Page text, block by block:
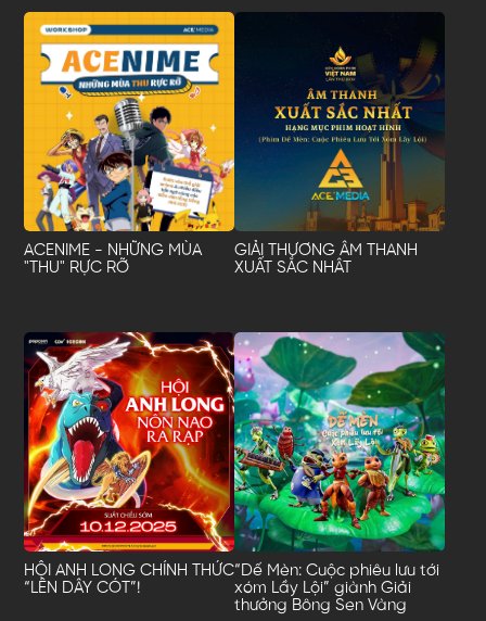
ACENIME - NHỮNG MÙA
"THU" RỰC RỠ
GIẢI THƯƠNG ÂM THANH
XUẤT SẮC NHÂT
HỘI ANH LONG CHÍNH THỨC
“LÊN DÂY CÓT”!
“Dế Mèn: Cuộc phiêu lưu tới
xóm Lầy Lội” giành Giải
thưởng Bông Sen Vàng